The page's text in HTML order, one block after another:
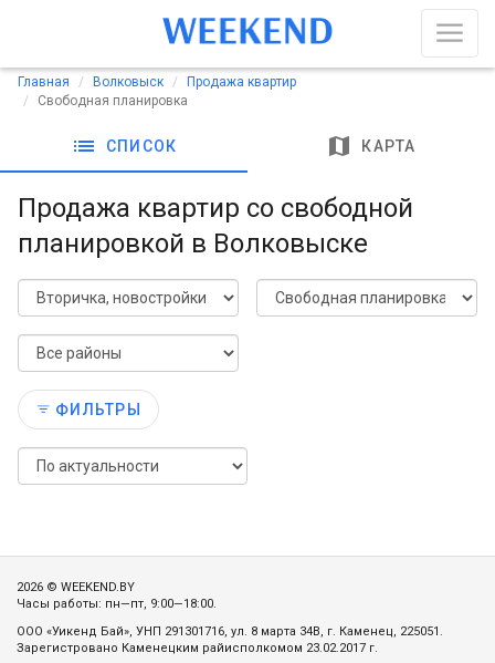
Главная Волковыск
Продажа квартир
Свободная планировка
list СПИСОК map КАРТА
Продажа квартир со свободной
планировкой в Волковыске
ФИЛЬТРЫ
2026 © WEEKEND.BY
Часы работы: пн—пт, 9:00—18:00.
ООО «Уикенд Бай», УНП 291301716, ул. 8 марта 34В, г. Каменец, 225051.
Зарегистровано Каменецким райисполкомом 23.02.2017 г.